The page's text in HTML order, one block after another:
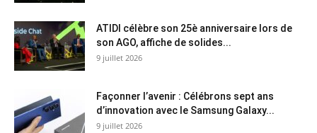
ATIDI célèbre son 25è anniversaire lors de
son AGO, affiche de solides...
9 juillet 2026
Façonner l’avenir : Célébrons sept ans
d’innovation avec le Samsung Galaxy...
9 juillet 2026